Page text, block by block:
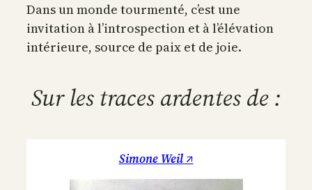
Dans un monde tourmenté, c’est une
invitation à l’introspection et à l’élévation
intérieure, source de paix et de joie.
Sur les traces ardentes de :
Simone Weil ↗